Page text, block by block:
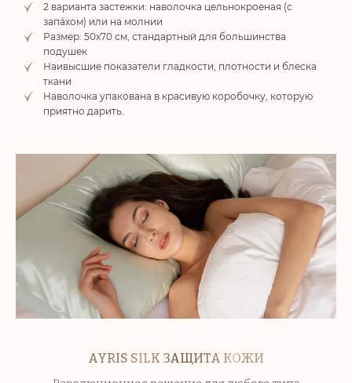
2 варианта застежки: наволочка цельнокроеная (с
запа́хом) или на молнии
Размер: 50х70 см, стандартный для большинства
подушек
Наивысшие показатели гладкости, плотности и блеска
ткани
Наволочка упакована в красивую коробочку, которую
приятно дарить.
AYRIS SILK ЗАЩИТА КОЖИ